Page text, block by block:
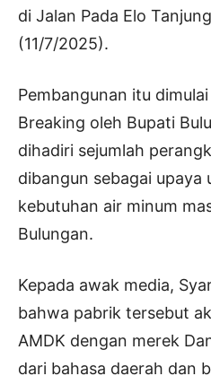
di Jalan Pada Elo
(11/7/2025).
Pembangunan itu
Breaking oleh Bupati
dihadiri sejumlah
dibangun sebagai upaya
kebutuhan air minum
Bulungan.
Kepada awak media,
bahwa pabrik tersebut
AMDK dengan merek
dari bahasa daerah dan